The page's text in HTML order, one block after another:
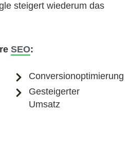
steigert wiederum das
SEO:
Conversionoptimierung
Gesteigerter
Umsatz